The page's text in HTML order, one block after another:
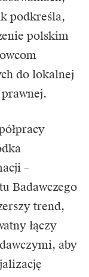
podkreśla,
polskim
do lokalnej
–
Badawczego
trend,
łączy
aby